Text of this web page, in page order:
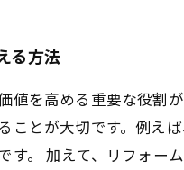
リフォーム成功の
る方法
値を高める重要な役割
とが大切です。例え
す。 加えて、リフォー